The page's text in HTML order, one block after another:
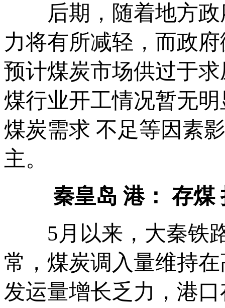
后期，随着地方政
力将有所减轻，而政
预计煤炭市场供过于
煤行业开工情况暂无
煤炭需求 不足等因素
主。
秦皇岛 港： 存煤
5月以来，大秦铁路
常，煤炭调入量维持
发运量增长乏力，港